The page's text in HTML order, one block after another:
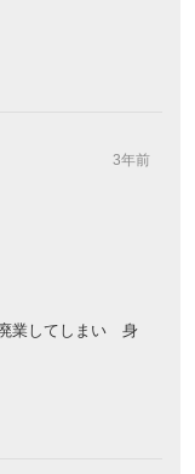
3年前
業してしまい 身